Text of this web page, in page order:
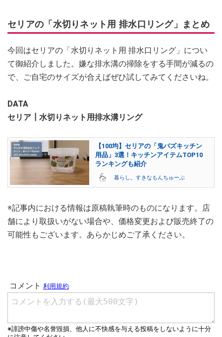
セリアの「水切りネット用 排水口リング」まとめ
今回はセリアの「水切りネット用 排水口リング」につい
て御紹介しました。嫌な排水溝の掃除をする手間が減るの
で、ご自宅のサイズが合えばぜひ試してみてくださいね。
DATA
セリア┃水切りネット用排水溝リング
【100均】セリアの「鬼バズキッチン
用品」3選！キッチンアイテムTOP10
ランキングも紹介
暮らし。すきなもんちゅーぶ
※記事内における情報は原稿執筆時のものになります。店
舗により取扱いがない場合や、価格変更および販売終了の
可能性もございます。あらかじめご了承ください。